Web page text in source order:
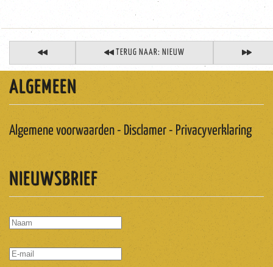
antiek-groen-barok-stoffen-oude-collectie-groen-roze-bloemen-romantisch-
brocante-Louis-XVI-Versaille--Shabby-Chic-brocante-stijl
TERUG NAAR: NIEUW
ALGEMEEN
Algemene voorwaarden - Disclamer - Privacyverklaring
NIEUWSBRIEF